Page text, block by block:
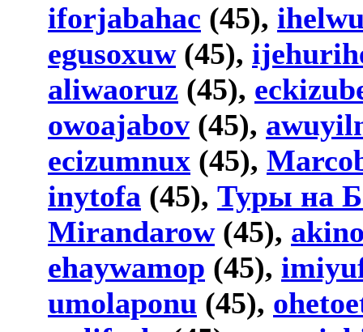
iforjabahac (45),
egusoxuw(45),
aliwaoruz (45),
owoajabov (45),
ecizumnux (45),
inytofa (45), Туры на
Mirandarow(45),
ehaywamop (45),
umolaponu (45),